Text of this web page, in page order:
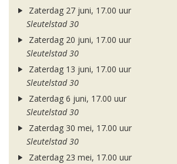
Zaterdag 27 juni, 17.00 uur
Sleutelstad 30
Zaterdag 20 juni, 17.00 uur
Sleutelstad 30
Zaterdag 13 juni, 17.00 uur
Sleutelstad 30
Zaterdag 6 juni, 17.00 uur
Sleutelstad 30
Zaterdag 30 mei, 17.00 uur
Sleutelstad 30
Zaterdag 23 mei, 17.00 uur